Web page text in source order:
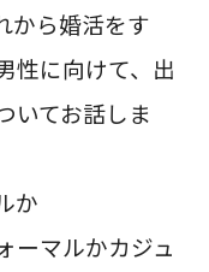
から婚活をす
性に向けて、出
いてお話しま
か
ーマルかカジュ